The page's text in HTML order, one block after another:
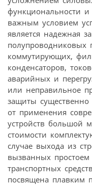
функциональности
важным условием
является надежная
полупроводниковых
коммутирующих,
конденсаторов,
аварийных и
или неправильное
защиты
от применения
устройств большой
стоимости
случае выхода из
вызванных простоем
транспортных
посвящена плавким